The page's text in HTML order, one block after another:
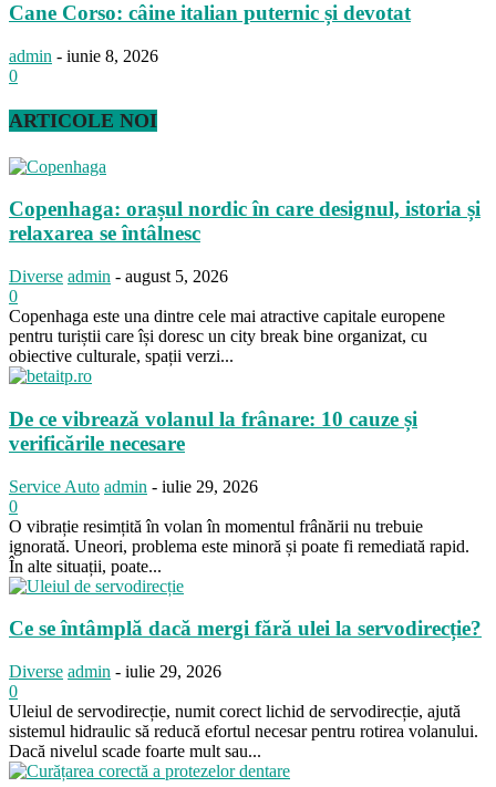
Cane Corso: câine italian puternic și devotat
admin - iunie 8, 2026
0
ARTICOLE NOI
Copenhaga: orașul nordic în care designul, istoria și
relaxarea se întâlnesc
Diverse admin - august 5, 2026
0
Copenhaga este una dintre cele mai atractive capitale europene
pentru turiștii care își doresc un city break bine organizat, cu
obiective culturale, spații verzi...
De ce vibrează volanul la frânare: 10 cauze și
verificările necesare
Service Auto admin - iulie 29, 2026
0
O vibrație resimțită în volan în momentul frânării nu trebuie
ignorată. Uneori, problema este minoră și poate fi remediată rapid.
În alte situații, poate...
Ce se întâmplă dacă mergi fără ulei la servodirecție?
Diverse admin - iulie 29, 2026
0
Uleiul de servodirecție, numit corect lichid de servodirecție, ajută
sistemul hidraulic să reducă efortul necesar pentru rotirea volanului.
Dacă nivelul scade foarte mult sau...